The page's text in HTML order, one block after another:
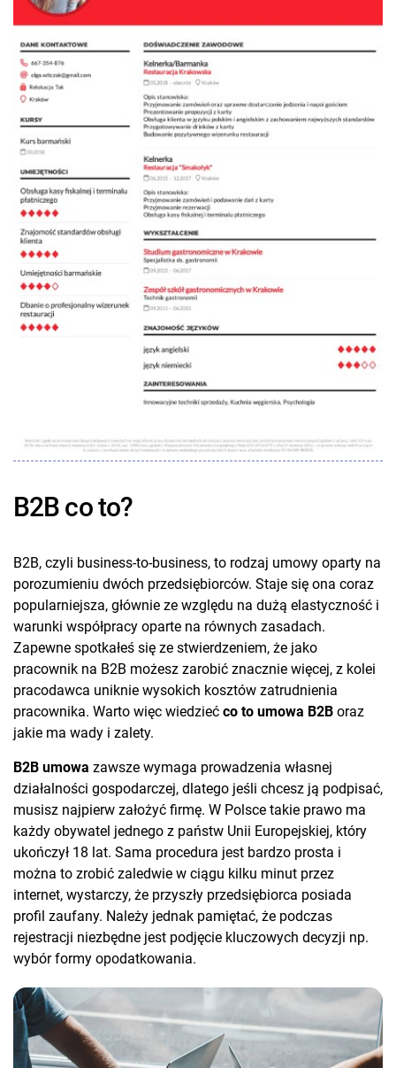
B2B co to?
B2B, czyli business-to-business, to rodzaj umowy oparty na
porozumieniu dwóch przedsiębiorców. Staje się ona coraz
popularniejsza, głównie ze względu na dużą elastyczność i
warunki współpracy oparte na równych zasadach.
Zapewne spotkałeś się ze stwierdzeniem, że jako
pracownik na B2B możesz zarobić znacznie więcej, z kolei
pracodawca uniknie wysokich kosztów zatrudnienia
pracownika. Warto więc wiedzieć co to umowa B2B oraz
jakie ma wady i zalety.
B2B umowa zawsze wymaga prowadzenia własnej
działalności gospodarczej, dlatego jeśli chcesz ją podpisać,
musisz najpierw założyć firmę. W Polsce takie prawo ma
każdy obywatel jednego z państw Unii Europejskiej, który
ukończył 18 lat. Sama procedura jest bardzo prosta i
można to zrobić zaledwie w ciągu kilku minut przez
internet, wystarczy, że przyszły przedsiębiorca posiada
profil zaufany. Należy jednak pamiętać, że podczas
rejestracji niezbędne jest podjęcie kluczowych decyzji np.
wybór formy opodatkowania.